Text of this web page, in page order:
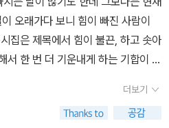
있습니다. 날씨가 왜 바뀔는지 함께
분 노래를 살짝 따오는 듯한 글을
을 가만히 붙일 때라야 비로소 노래
었던 / 내 눈물도 / 쪼끔 / 들어 있겠
해도 / 눈이 안 왔다. // 가방 / 가득가
/ 저 먼 곳으로 / 여행을 갔나 보다.
오래가다 보니 힘이 빠진 사람이
집은 제목에서 힘이 불끈, 하고 솟아
서 한 번 더 기운내게 하는 기합이 아
/ 영훈이 자랑/ 정우 자랑으로// 한
/ 자랑/ 재방송으로// 또 한나절/
더보기